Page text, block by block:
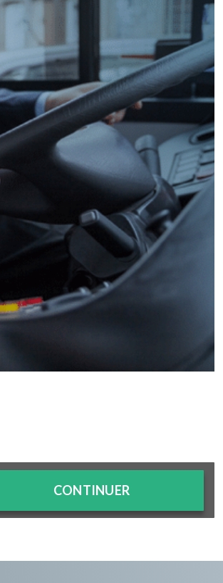
CONTINUER